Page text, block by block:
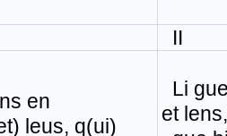
II
en
leus, q(ui)
Li
et lens,